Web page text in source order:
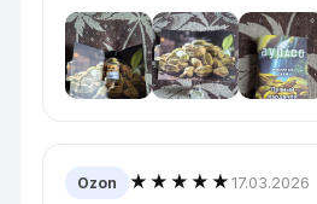
Ozon ★★★★★17.03.2026